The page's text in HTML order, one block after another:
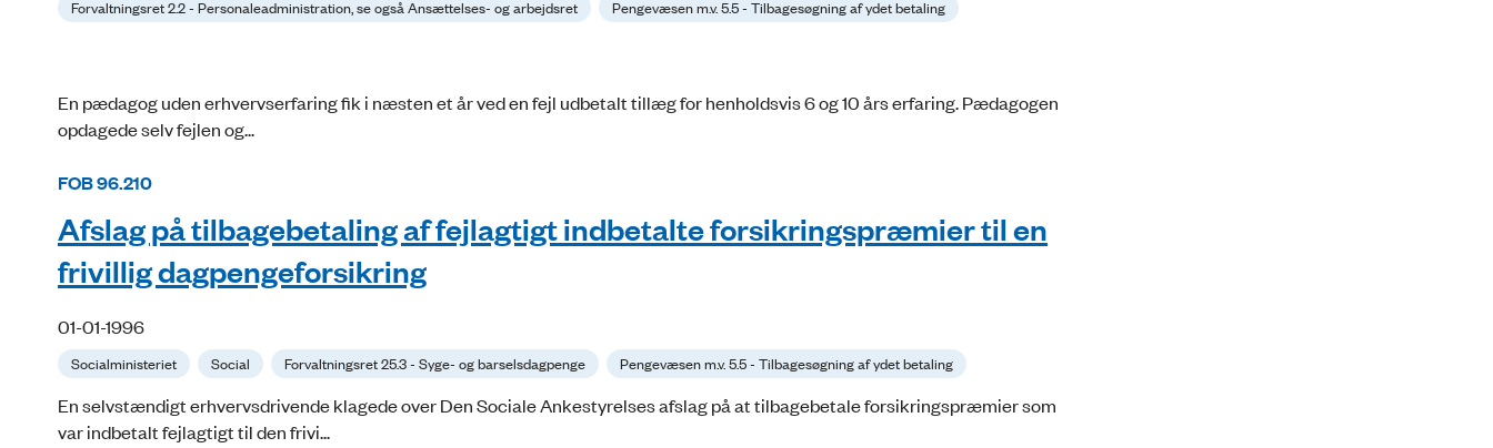
Forvaltningsret 2.2 - Personaleadministration, se også Ansættelses- og arbejdsret Pengevæsen m.v. 5.5 - Tilbagesøgning af ydet betaling
En pædagog uden erhvervserfaring fik i næsten et år ved en fejl udbetalt tillæg for henholdsvis 6 og 10 års erfaring. Pædagogen
opdagede selv fejlen og...
FOB 96.210
Afslag på tilbagebetaling af fejlagtigt indbetalte forsikringspræmier til en
frivillig dagpengeforsikring
01-01-1996
Socialministeriet Social Forvaltningsret 25.3 - Syge- og barselsdagpenge Pengevæsen m.v. 5.5 - Tilbagesøgning af ydet betaling
En selvstændigt erhvervsdrivende klagede over Den Sociale Ankestyrelses afslag på at tilbagebetale forsikringspræmier som
var indbetalt fejlagtigt til den frivi...